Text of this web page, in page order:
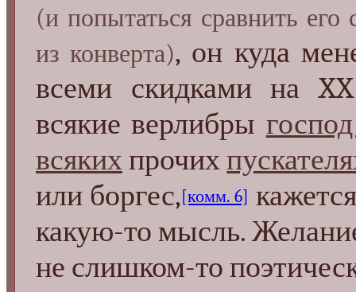
(и попытаться сравнить
из конверта), он куда
всеми скидками на
всякие верлибры
всякихпрочих
или боргес,[комм. 6]
какую-то мысль.
не слишком-то